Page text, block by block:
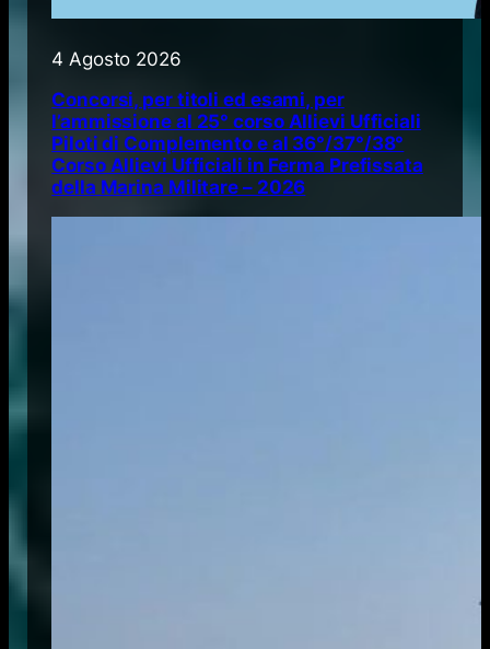
4 Agosto 2026
Concorsi, per titoli ed esami, per
l’ammissione al 25° corso Allievi Ufficiali
Piloti di Complemento e al 36°/37°/38°
Corso Allievi Ufficiali in Ferma Prefissata
della Marina Militare – 2026